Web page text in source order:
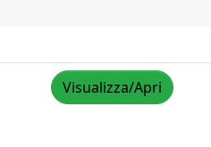
Visualizza/Apri